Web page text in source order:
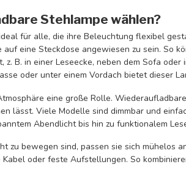
Stehlampe wählen?
für alle, die ihre Beleuchtung flexibel
eine Steckdose angewiesen zu sein. So
B. in einer Leseecke, neben dem Sofa
oder unter einem Vordach bietet dieser
eine große Rolle.
lässt. Viele Modelle sind dimmbar und
Abendlicht bis hin zu funktionalem
zu bewegen sind, passen sie sich mühelos
oder feste Aufstellungen. So